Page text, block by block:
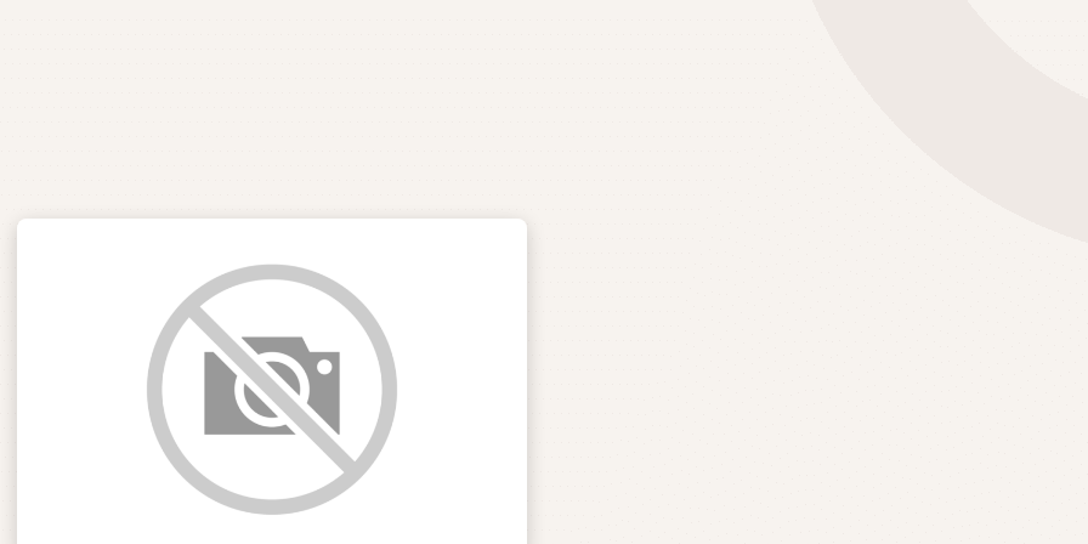
AGENDA DE
EVENTOS
CULTO AO VIVO E
PREGAÇÕES
SEJA UM
VOLUNTÁRIO